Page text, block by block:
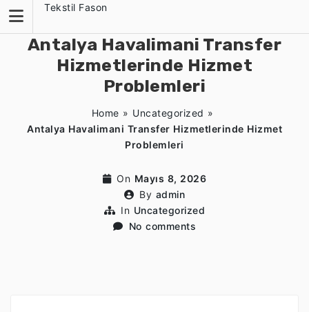
content
Tekstil Fason
Antalya Havalimani Transfer
Hizmetlerinde Hizmet
Problemleri
Home » Uncategorized »
Antalya Havalimani Transfer Hizmetlerinde Hizmet
Problemleri
On Mayıs 8, 2026
By admin
In Uncategorized
No comments